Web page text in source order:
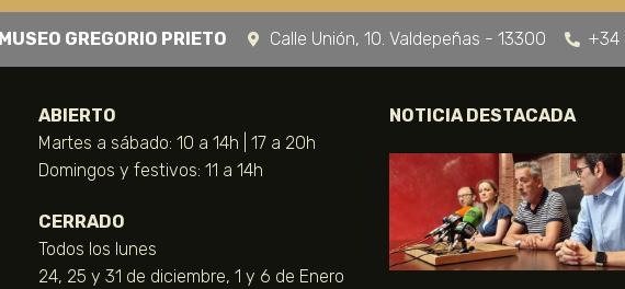
MUSEO GREGORIO PRIETO Calle Unión, 10. Valdepeñas - 13300 +34
ABIERTO
Martes a sábado: 10 a 14h | 17 a 20h
Domingos y festivos: 11 a 14h
CERRADO
Todos los lunes
24, 25 y 31 de diciembre, 1 y 6 de Enero
NOTICIA DESTACADA